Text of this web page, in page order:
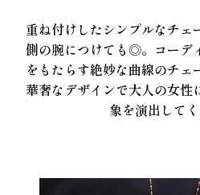
重ね付けしたシンプルなチェ
側の腕につけても◎。コーデ
をもたらす絶妙な曲線のチェ
華奢なデザインで大人の女性
象を演出してく